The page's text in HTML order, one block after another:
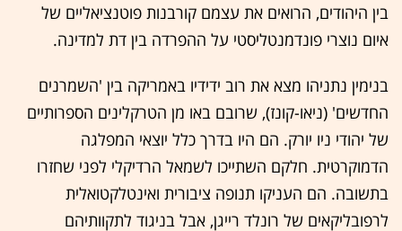
בין היהודים, הרואים את עצמם קורבנות פוטנציאליים של
איום נוצרי פונדמנטליסטי על ההפרדה בין דת למדינה.
בנימין נתניהו מצא את רוב ידידיו באמריקה בין 'השמרנים
החדשים' (ניאו-קונז), שרובם באו מן הטרקלינים הספרותיים
של יהודי ניו יורק. הם היו בדרך כלל יוצאי המפלגה
הדמוקרטית. חלקם השתייכו לשמאל הרדיקלי לפני שחזרו
בתשובה. הם העניקו תנופה ציבורית ואינטלקטואלית
לרפובליקאים של רונלד רייגן, אבל בניגוד לתקוותיהם